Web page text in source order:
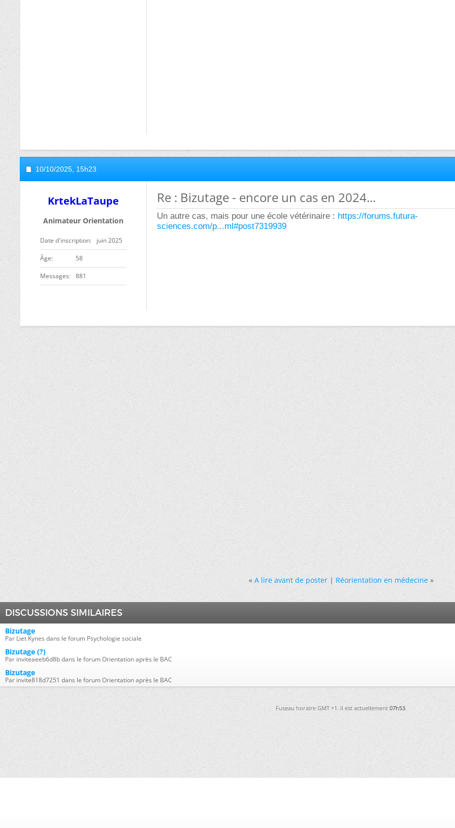
10/10/2025, 15h23
KrtekLaTaupe
Animateur Orientation
Date d'inscription juin 2025
ge 58
Messages 881
Re : Bizutage - encore un cas en 2024...
Un autre cas, mais pour une école vétérinaire : https://forums.futura-
sciences.com/p...ml#post7319939
« A lire avant de poster|Réorientation en médecine »
DISCUSSIONS SIMILAIRES
Bizutage
Par Liet Kynes dans le forum Psychologie sociale
Bizutage (?)
Par inviteaeeb6d8b dans le forum Orientation après le BAC
Bizutage
Par invite818d7251 dans le forum Orientation après le BAC
Fuseau horaire GMT +1. Il est actuellement07h53.